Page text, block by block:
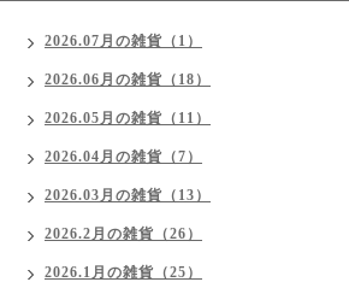
2026.07月の雑貨（1）
2026.06月の雑貨（18）
2026.05月の雑貨（11）
2026.04月の雑貨（7）
2026.03月の雑貨（13）
2026.2月の雑貨（26）
2026.1月の雑貨（25）